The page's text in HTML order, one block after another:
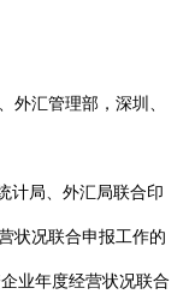
外汇管理部，深圳、
计局、外汇局联合印
状况联合申报工作的
业年度经营状况联合